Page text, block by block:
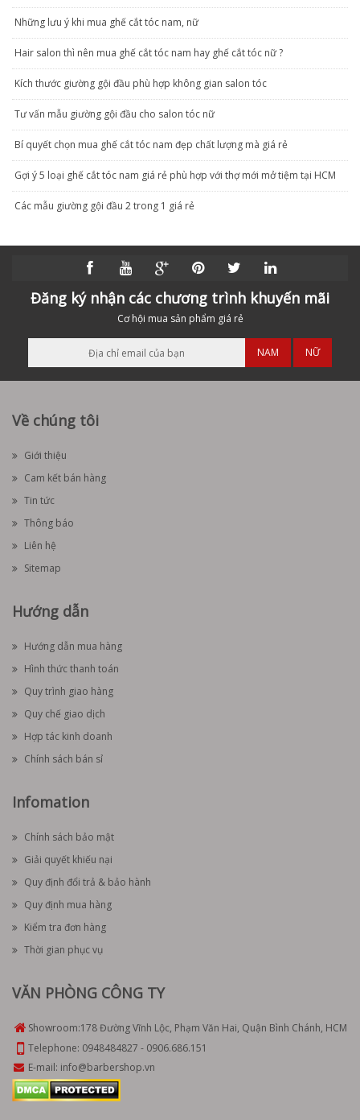
Những lưu ý khi mua ghế cắt tóc nam, nữ
Hair salon thì nên mua ghế cắt tóc nam hay ghế cắt tóc nữ ?
Kích thước giường gội đầu phù hợp không gian salon tóc
Tư vấn mẫu giường gội đầu cho salon tóc nữ
Bí quyết chọn mua ghế cắt tóc nam đẹp chất lượng mà giá rẻ
Gợi ý 5 loại ghế cắt tóc nam giá rẻ phù hợp với thợ mới mở tiệm tại HCM
Các mẫu giường gội đầu 2 trong 1 giá rẻ
Đăng ký nhận các chương trình khuyến mãi
Cơ hội mua sản phẩm giá rẻ
NAM NỮ
Về chúng tôi
Giới thiệu
Cam kết bán hàng
Tin tức
Thông báo
Liên hệ
Sitemap
Hướng dẫn
Hướng dẫn mua hàng
Hình thức thanh toán
Quy trình giao hàng
Quy chế giao dịch
Hợp tác kinh doanh
Chính sách bán sỉ
Infomation
Chính sách bảo mật
Giải quyết khiếu nại
Quy định đổi trả & bảo hành
Quy định mua hàng
Kiểm tra đơn hàng
Thời gian phục vụ
VĂN PHÒNG CÔNG TY
Showroom:178 Đường Vĩnh Lộc, Phạm Văn Hai, Quận Bình Chánh, HCM
Telephone: 0948484827 - 0906.686.151
E-mail: info@barbershop.vn